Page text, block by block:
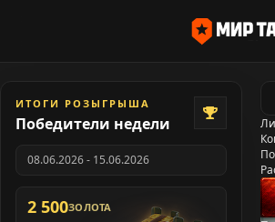
ИТОГИ РОЗЫГРЫША
Победители недели
08.06.2026 - 15.06.2026
2 500ЗОЛОТА